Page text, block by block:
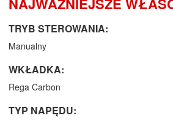
TRYB STEROWANIA:
Manualny
WKŁADKA:
Rega Carbon
TYP NAPĘDU: